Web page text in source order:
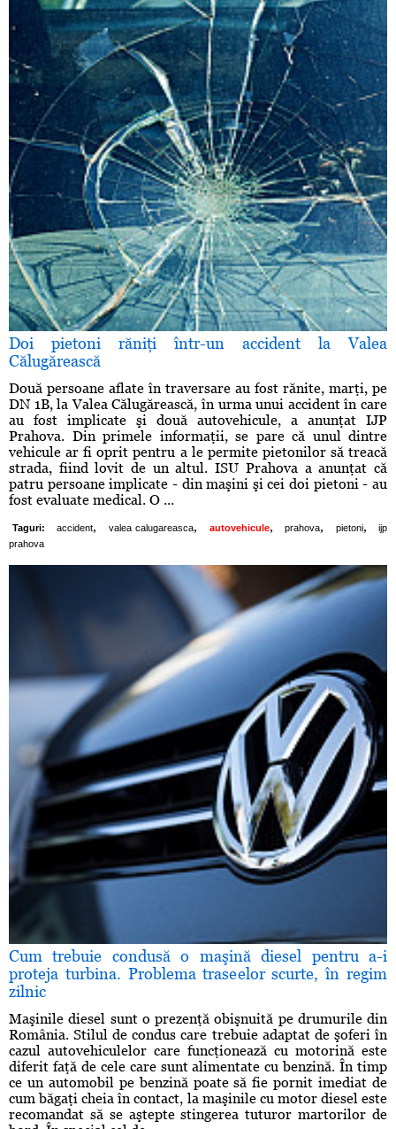
Doi pietoni răniţi într-un accident la Valea
Călugărească
Două persoane aflate în traversare au fost rănite, marţi, pe
DN 1B, la Valea Călugărească, în urma unui accident în care
au fost implicate şi două autovehicule, a anunţat IJP
Prahova. Din primele informaţii, se pare că unul dintre
vehicule ar fi oprit pentru a le permite pietonilor să treacă
strada, fiind lovit de un altul. ISU Prahova a anunţat că
patru persoane implicate - din maşini şi cei doi pietoni - au
fost evaluate medical. O ...
Taguri: accident, valea calugareasca, autovehicule, prahova, pietoni,
ijp
prahova
Cum trebuie condusă o maşină diesel pentru a-i
proteja turbina. Problema traseelor scurte, în regim
zilnic
Maşinile diesel sunt o prezenţă obişnuită pe drumurile din
România. Stilul de condus care trebuie adaptat de şoferi în
cazul autovehiculelor care funcţionează cu motorină este
diferit faţă de cele care sunt alimentate cu benzină. În timp
ce un automobil pe benzină poate să fie pornit imediat de
cum băgaţi cheia în contact, la maşinile cu motor diesel este
recomandat să se aştepte stingerea tuturor martorilor de